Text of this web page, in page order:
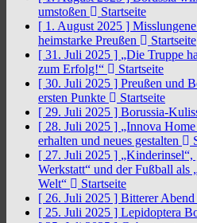
umstoßen
Startseite
[ 1. August 2025 ]
heimstarke Preußen
Startseite
[ 31. Juli 2025 ] „Die Truppe
zum Erfolg!“
Startseite
[ 30. Juli 2025 ] Preußen und
ersten Punkte
Startseite
[ 29. Juli 2025 ] Borussia-
[ 28. Juli 2025 ] „Innova
erhalten und neues gestalten
[ 27. Juli 2025 ]
Werkstatt“ und der Fußball als
Welt“
Startseite
[ 26. Juli 2025 ] Bitterer
[ 25. Juli 2025 ] Lepidoptera